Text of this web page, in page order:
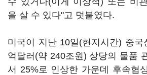
을 살 수 있다"고 덧붙였다.
미국이 지난 10일(현지시간) 중
억달러(약 240조원) 상당의 물품
서 25%로 인상한 가운데 후속협